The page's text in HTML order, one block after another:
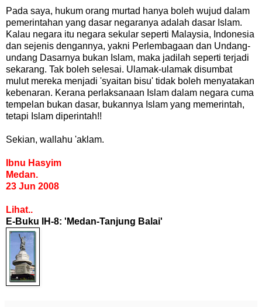
Pada saya, hukum orang murtad hanya boleh wujud dalam
pemerintahan yang dasar negaranya adalah dasar Islam.
Kalau negara itu negara sekular seperti Malaysia, Indonesia
dan sejenis dengannya, yakni Perlembagaan dan Undang-
undang Dasarnya bukan Islam, maka jadilah seperti terjadi
sekarang. Tak boleh selesai. Ulamak-ulamak disumbat
mulut mereka menjadi 'syaitan bisu' tidak boleh menyatakan
kebenaran. Kerana perlaksanaan Islam dalam negara cuma
tempelan bukan dasar, bukannya Islam yang memerintah,
tetapi Islam diperintah!!
Sekian, wallahu 'aklam.
Ibnu Hasyim
Medan.
23 Jun 2008
Lihat..
E-Buku IH-8: 'Medan-Tanjung Balai'